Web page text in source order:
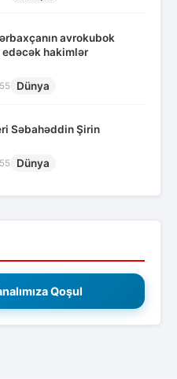
avrokubok
edəcək hakimlər
Dünya
Səbahəddin Şirin
Dünya
Qoşul